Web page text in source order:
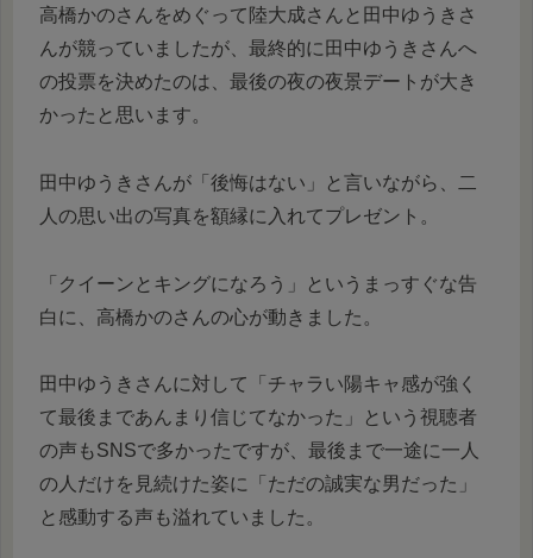
高橋かのさんをめぐって陸大成さんと田中ゆうきさ
んが競っていましたが、最終的に田中ゆうきさんへ
の投票を決めたのは、最後の夜の夜景デートが大き
かったと思います。
田中ゆうきさんが「後悔はない」と言いながら、二
人の思い出の写真を額縁に入れてプレゼント。
「クイーンとキングになろう」というまっすぐな告
白に、高橋かのさんの心が動きました。
田中ゆうきさんに対して「チャラい陽キャ感が強く
て最後まであんまり信じてなかった」という視聴者
の声もSNSで多かったですが、最後まで一途に一人
の人だけを見続けた姿に「ただの誠実な男だった」
と感動する声も溢れていました。